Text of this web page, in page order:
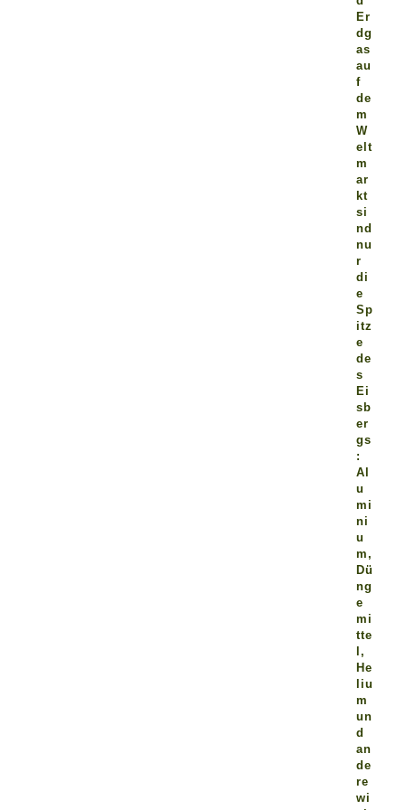
Er
dg
as
au
f
de
m
W
elt
m
ar
kt
si
nd
nu
r
di
e
Sp
itz
e
de
s
Ei
sb
er
gs
:
Al
u
mi
ni
u
m,
Dü
ng
e
mi
tte
l,
He
liu
m
un
d
an
de
re
wi